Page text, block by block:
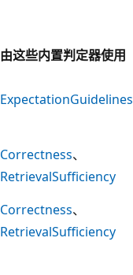
由这些内置判定器使用
ExpectationGuidelines
Correctness、
RetrievalSufficiency
Correctness、
RetrievalSufficiency